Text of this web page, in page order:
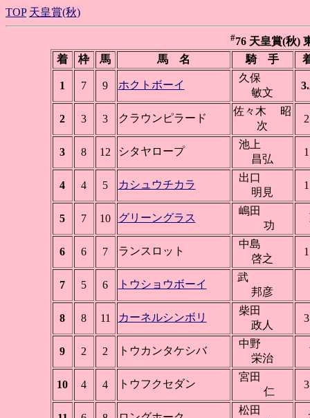
TOP 天皇賞(秋)
#76 天皇賞(秋)
着
枠 馬 馬 名 騎 手
1 7 9 ホクトボーイ
久保
敏文
2 3 3 クラウンピラード
佐々木 昭
次
3 8 12 シタヤロープ
池上
昌弘
4 4 5 カシュウチカラ
出口
明見
5 7 10 グリーングラス
嶋田
功
6 6 7 ランスロット
中島
啓之
7 5 6 トウショウボーイ
武
邦彦
8 8 11 カーネルシンボリ
柴田
政人
9 2 2 トウカンタケシバ
中野
栄治
10 4 4 トウフクセダン
宮田
仁
松田